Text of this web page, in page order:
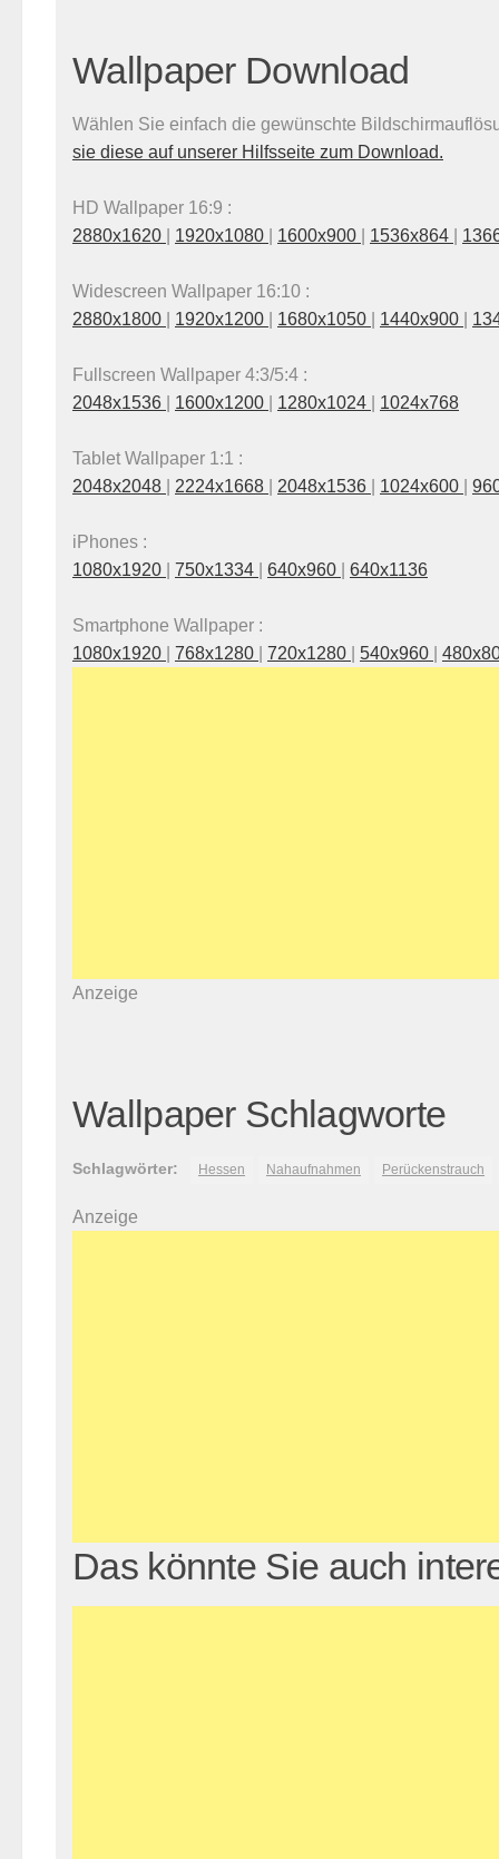
Wallpaper Download
Wählen Sie einfach die gewünschte
sie diese auf unserer Hilfsseite zum Download.
HD Wallpaper 16:9 :
2880x1620
1920x1080 1600x900 1536x864
Widescreen Wallpaper 16:10 :
2880x1800
1920x1200 1680x1050 1440x900
Fullscreen Wallpaper 4:3/5:4 :
2048x1536
1600x1200 1280x1024 1024x768
Tablet Wallpaper 1:1 :
2048x2048
2224x1668 2048x1536 1024x600
iPhones :
1080x1920
750x1334 640x960 640x1136
Smartphone Wallpaper :
1080x1920
768x1280 720x1280 540x960
Anzeige
Wallpaper Schlagworte
Schlagwörter: Hessen Nahaufnahmen Perückenstrauch
Anzeige
Das könnte Sie auch